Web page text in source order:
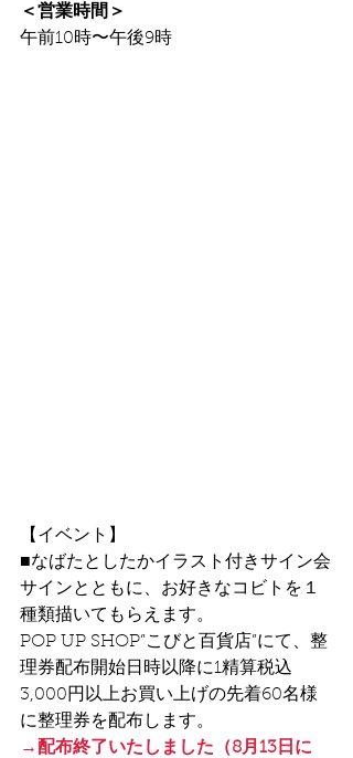
＜営業時間＞
午前10時〜午後9時
【イベント】
■なばたとしたかイラスト付きサイン会
サインとともに、お好きなコビトを１
種類描いてもらえます。
POP UP SHOP”こびと百貨店”にて、整
理券配布開始日時以降に1精算税込
3,000円以上お買い上げの先着60名様
に整理券を配布します。
→配布終了いたしました（8月13日に